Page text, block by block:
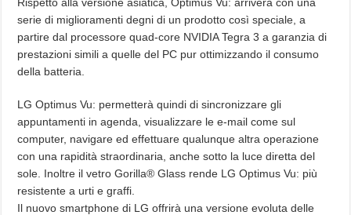
serie di miglioramenti degni di un prodotto così speciale, a
partire dal processore quad-core NVIDIA Tegra 3 a garanzia di
prestazioni simili a quelle del PC pur ottimizzando il consumo
della batteria.
LG Optimus Vu: permetterà quindi di sincronizzare gli
appuntamenti in agenda, visualizzare le e-mail come sul
computer, navigare ed effettuare qualunque altra operazione
con una rapidità straordinaria, anche sotto la luce diretta del
sole. Inoltre il vetro Gorilla® Glass rende LG Optimus Vu: più
resistente a urti e graffi.
Il nuovo smartphone di LG offrirà una versione evoluta delle